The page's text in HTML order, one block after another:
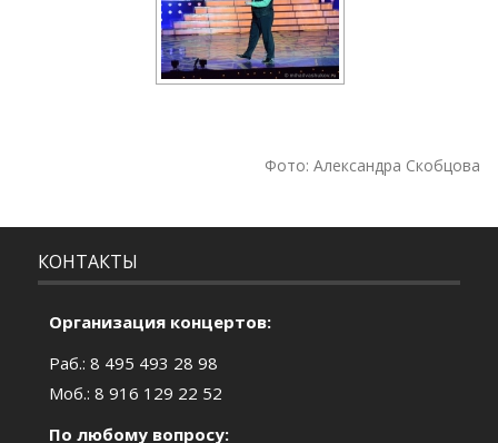
Фото: Александра Скобцова
КОНТАКТЫ
Организация концертов:
Раб.: 8 495 493 28 98
Моб.: 8 916 129 22 52
По любому вопросу: